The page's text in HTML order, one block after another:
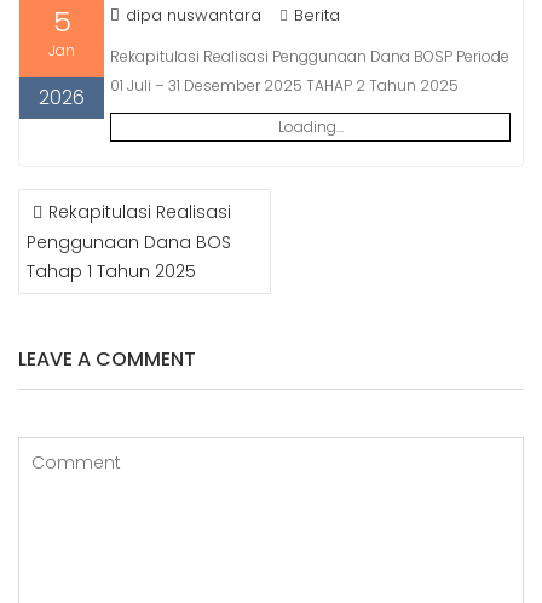
5
Jan
2026
dipa nuswantara Berita
Rekapitulasi Realisasi Penggunaan Dana BOSP Periode
01 Juli – 31 Desember 2025 TAHAP 2 Tahun 2025
Loading...
NAVIGASI
POSRekapitulasi Realisasi
Penggunaan Dana BOS
Tahap 1 Tahun 2025
LEAVE A COMMENT